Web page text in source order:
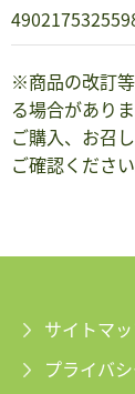
※商品の改訂
る場合がありま
ご購入、お召
ご確認ください
サイトマ
プライバ